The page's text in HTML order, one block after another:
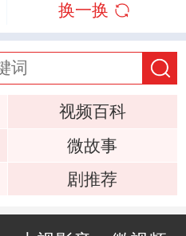
换一换
视频百科
微故事
剧推荐